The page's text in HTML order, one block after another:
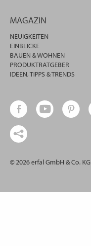
MAGAZIN
NEUIGKEITEN
EINBLICKE
BAUEN & WOHNEN
PRODUKTRATGEBER
IDEEN, TIPPS & TRENDS
© 2026 erfal GmbH & Co. KG